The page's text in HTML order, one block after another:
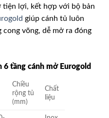
tiện lợi, kết hợp với bộ bản
giúp cánh tủ luôn
cong võng, dễ mở ra đóng
tầng cánh mở Eurogold
Chiều
rộng tủ
(mm)
Chất
liệu